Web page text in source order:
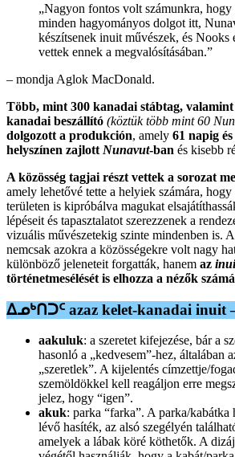
„Nagyon fontos volt számunkra, hogy
minden hagyományos dolgot itt,
készítsenek inuit művészek, és Nooks
vettek ennek a megvalósításában.”
– mondja Aglok MacDonald.
Több, mint 300 kanadai stábtag,
kanadai beszállító (köztük több mint 60
dolgozott a produkción, amely 61 napig
helyszínen zajlott Nunavut-ban és kisebb
A közösség tagjai részt vettek a sorozat
amely lehetővé tette a helyiek számára,
területen is kipróbálva magukat
lépéseit és tapasztalatot szerezzenek a
vizuális művészetekig szinte mindenben is. A
nemcsak azokra a közösségekre volt nagy
különböző jeleneteit forgatták, hanem az
történetmesélését is elhozza a nézők
ᐃᓄᒃᑎᑐᑦ azaz kelet-kanadai inuit
aakuluk: a szeretet kifejezése, bár a
hasonló a „kedvesem”-hez, általában
„szeretlek”. A kijelentés címzettje/
szemöldökkel kell reagáljon erre
jelez, hogy “igen”.
akuk: parka “farka”. A parka/kabátka
lévő hasíték, az alsó szegélyén
amelyek a lábak köré köthetők. A